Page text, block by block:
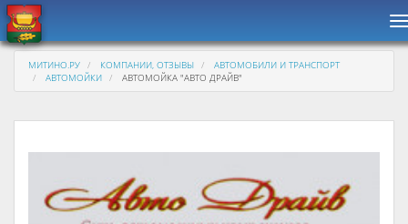
МИТИНО.РУ КОМПАНИИ, ОТЗЫВЫ
АВТОМОБИЛИ И ТРАНСПОРТ
АВТОМОЙКИ
АВТОМОЙКА "АВТО ДРАЙВ"